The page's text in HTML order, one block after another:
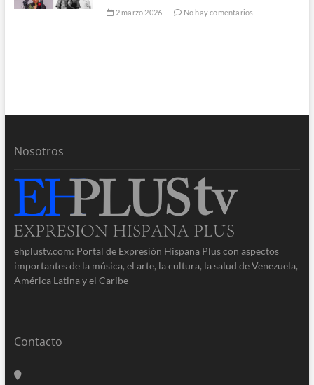
2 marzo 2026 No hay comentarios
Nosotros
ehplustv.com: Portal de Expresión Hispana Plus con aspectos
importantes de la música, el arte, la cultura, la salud de Venezuela,
América Latina y el Caribe
Contacto